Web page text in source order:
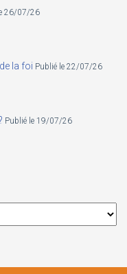
26/07/26
la foi Publié le 22/07/26
Publié le 19/07/26